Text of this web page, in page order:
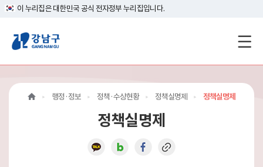
이 누리집은 대한민국 공식 전자정부 누리집입니다.
강
남
구
행정·정보 정책·수상현황 정책실명제 정책실명제
정책실명제